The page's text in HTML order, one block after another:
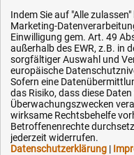
Karriere
OEM-Ersatzteile
Technik-Hilfe
Downloads
Kontakt
Ihre Hytec-Hydraulik
Indem Sie auf "Alle
Marketing-
Einwilligung gem. Art. 49
außerhalb des EWR, z.B. in
sorgfältiger Auswahl und
europäische
Sofern eine
das Risiko, dass diese
Überwachungszwecken
wirksame Rechtsbehelfe
Betroffenenrechte
jederzeit widerrufen.
Datenschutzerklärung |